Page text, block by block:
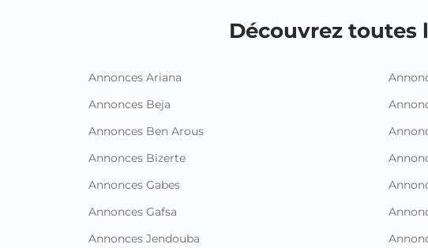
Découvrez toutes
Annonces Ariana
Annonces Beja
Annonces Ben Arous
Annonces Bizerte
Annonces Gabes
Annonces Gafsa
Annonces Jendouba